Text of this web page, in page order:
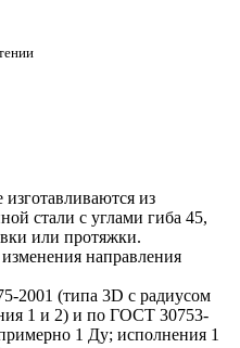
из
стали с углами гиба 45,
или протяжки.
направления
2001 (типа 3D с радиусом
1 и 2) и по ГОСТ 30753-
1 Ду; исполнения 1